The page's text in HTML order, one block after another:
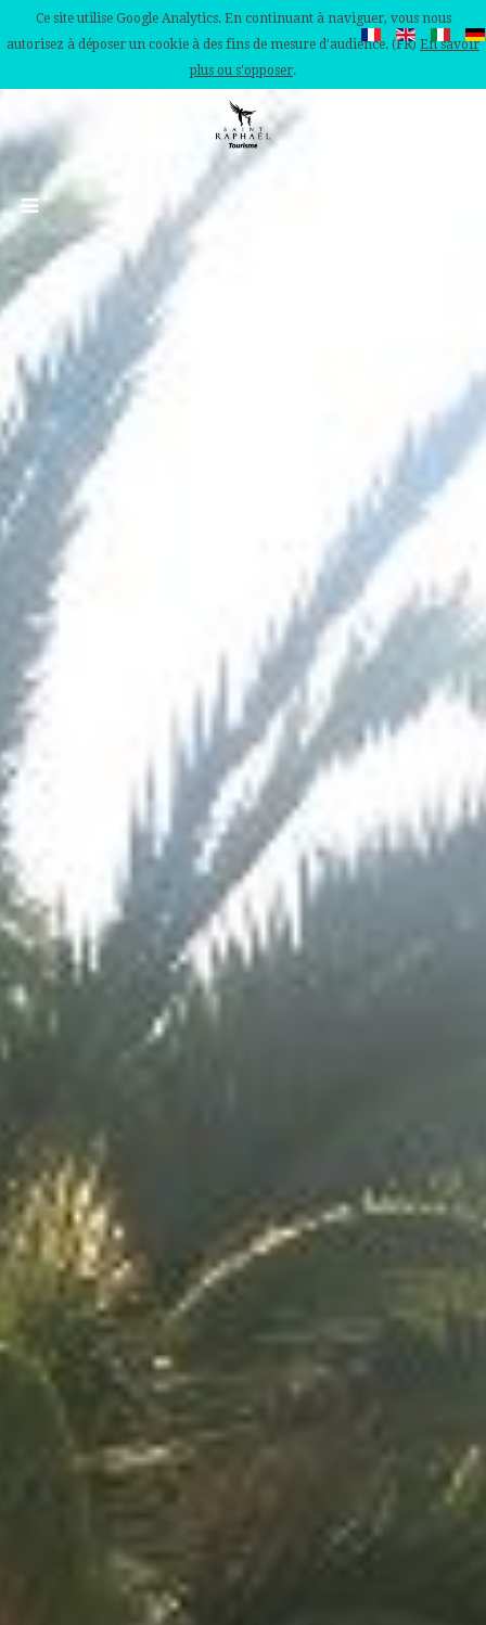
Ce site utilise Google Analytics. En continuant à naviguer, vous nous
autorisez à déposer un cookie à des fins de mesure d'audience. (FR) En savoir
plus ou s'opposer.